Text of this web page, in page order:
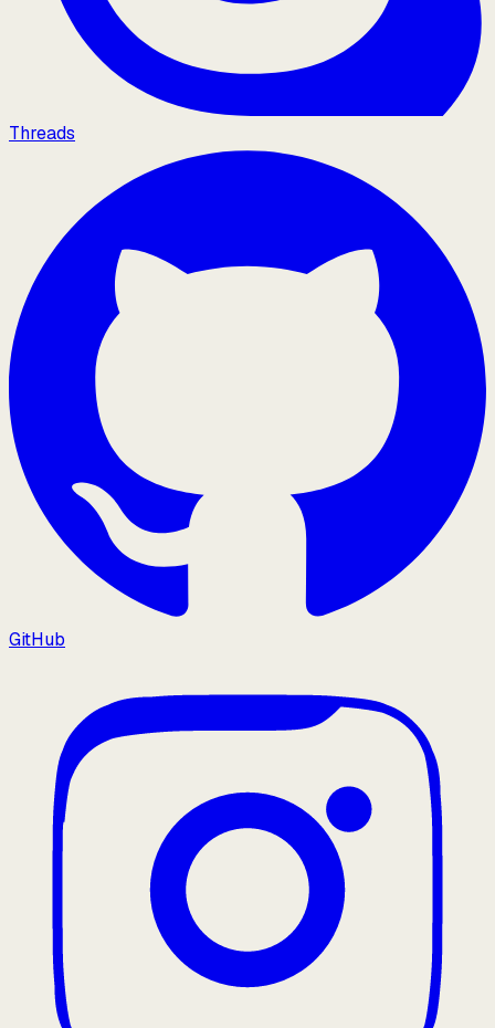
Threads
GitHub